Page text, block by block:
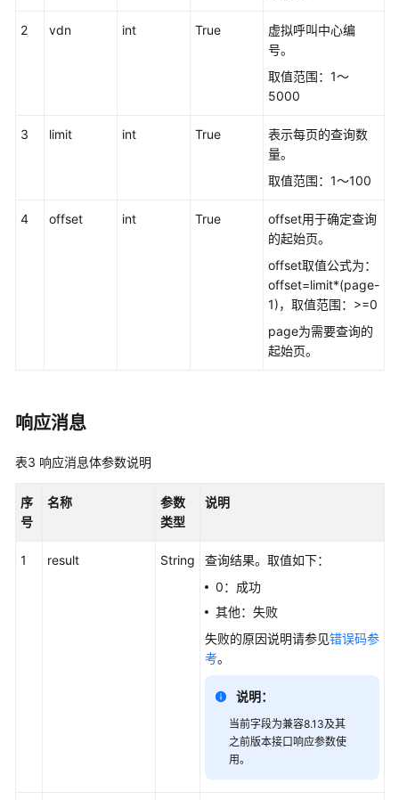
口
控
参
介
接
明
2 vdn int True
虚拟呼叫中心编
号。
取值范围：1～
5000
3 limit int True
表示每页的查询数
量。
取值范围：1～100
4 offset int True
offset用于确定查询
的起始页。
offset取值公式为：
offset=limit*(page-
1)，取值范围：>=0
page为需要查询的
起始页。
响应消息
表3 响应消息体参数说明
序
号
名称
参数
类型
说明
1 result String
查询结果。取值如下：
0：成功
其他：失败
失败的原因说明请参见错误码参
考。
说明：
当前字段为兼容8.13及其
之前版本接口响应参数使
用。